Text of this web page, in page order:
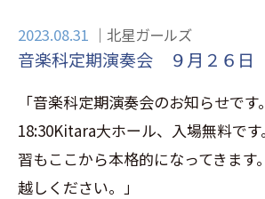
2023.08.31 北星ガールズ
音楽科定期演奏会 ９月２６日
「音楽科定期演奏会のお知らせで
18:30Kitara大ホール、入場無料で
習もここから本格的になってきます
越しください。」